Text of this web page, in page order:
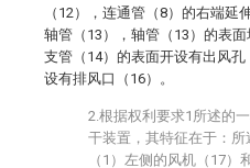
（12），连通管（8）的右端
轴管（13），轴管（13）的表
支管（14）的表面开设有出风
设有排风口（16）。
2.根据权利要求1所述的
干装置，其特征在于：
（1）左侧的风机（17）